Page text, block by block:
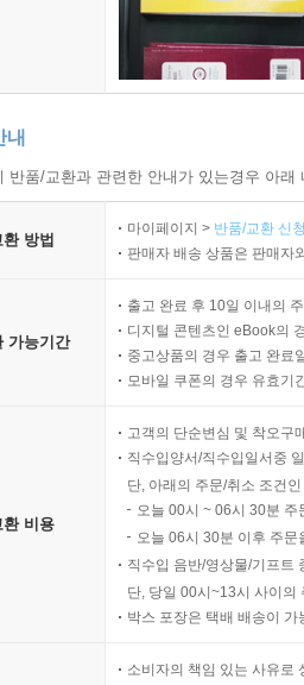
내
반품/교환과 관련한 안내가 있는경우 아
방법
마이페이지 > 반품/교환 신
판매자 배송 상품은 판매자
가능기간
출고 완료 후 10일 이내의
디지털 콘텐츠인 eBook의
중고상품의 경우 출고 완료
모바일 쿠폰의 경우 유효기
환 비용
고객의 단순변심 및 착오구
직수입양서/직수입일서중
단, 아래의 주문/취소 조건
오늘 00시 ~ 06시 30분
오늘 06시 30분 이후 주
직수입 음반/영상물/기프트
단, 당일 00시~13시 사이의
박스 포장은 택배 배송이
소비자의 책임 있는 사유로